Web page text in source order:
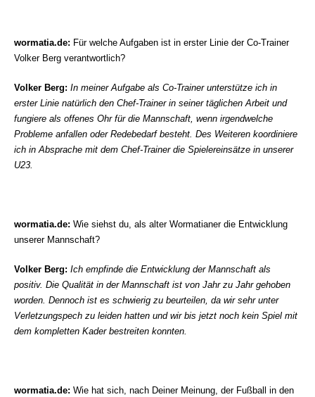
wormatia.de: Für welche Aufgaben ist in erster Linie der Co-Trainer
Volker Berg verantwortlich?
Volker Berg: In meiner Aufgabe als Co-Trainer unterstütze ich in
erster Linie natürlich den Chef-Trainer in seiner täglichen Arbeit und
fungiere als offenes Ohr für die Mannschaft, wenn irgendwelche
Probleme anfallen oder Redebedarf besteht. Des Weiteren koordiniere
ich in Absprache mit dem Chef-Trainer die Spielereinsätze in unserer
U23.
wormatia.de: Wie siehst du, als alter Wormatianer die Entwicklung
unserer Mannschaft?
Volker Berg: Ich empfinde die Entwicklung der Mannschaft als
positiv. Die Qualität in der Mannschaft ist von Jahr zu Jahr gehoben
worden. Dennoch ist es schwierig zu beurteilen, da wir sehr unter
Verletzungspech zu leiden hatten und wir bis jetzt noch kein Spiel mit
dem kompletten Kader bestreiten konnten.
wormatia.de: Wie hat sich, nach Deiner Meinung, der Fußball in den